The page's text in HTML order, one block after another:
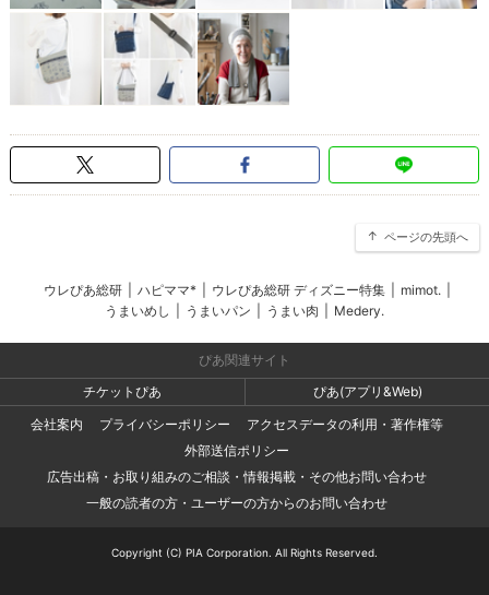
ページの先頭へ
ウレぴあ総研 ハピママ* ウレぴあ総研 ディズニー特集 mimot.
うまいめし
うまいパン うまい肉 Medery.
ぴあ関連サイト
チケットぴあ
ぴあ(アプリ&Web)
会社案内
プライバシーポリシー
アクセスデータの利用・著作権等
外部送信ポリシー
広告出稿・お取り組みのご相談・情報掲載・その他お問い合わせ
一般の読者の方・ユーザーの方からのお問い合わせ
Copyright (C) PIA Corporation. All Rights Reserved.